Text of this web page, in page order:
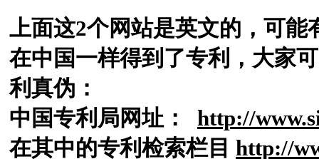
上面这2个网站是英文的，可
在中国一样得到了专利，大家
利真伪：
中国专利局网址： http://
在其中的专利检索栏目 http://